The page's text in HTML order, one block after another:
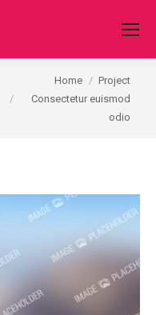
You are here:Home
Project
Consectetur euismod
odio